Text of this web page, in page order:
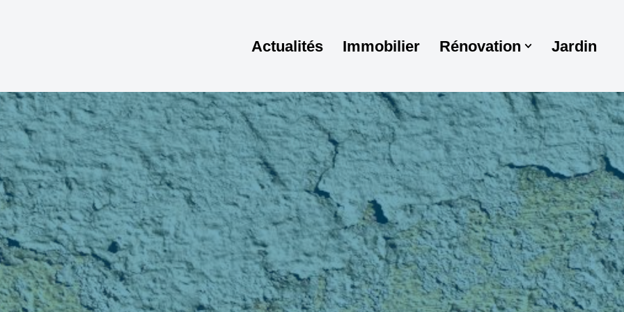
Actualités Immobilier Rénovation Jardin